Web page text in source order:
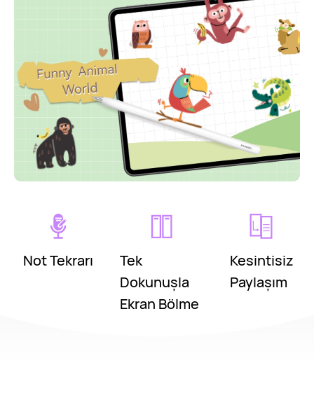
Not Tekrarı
Tek
Dokunuşla
Ekran Bölme
Kesintisiz
Paylaşım